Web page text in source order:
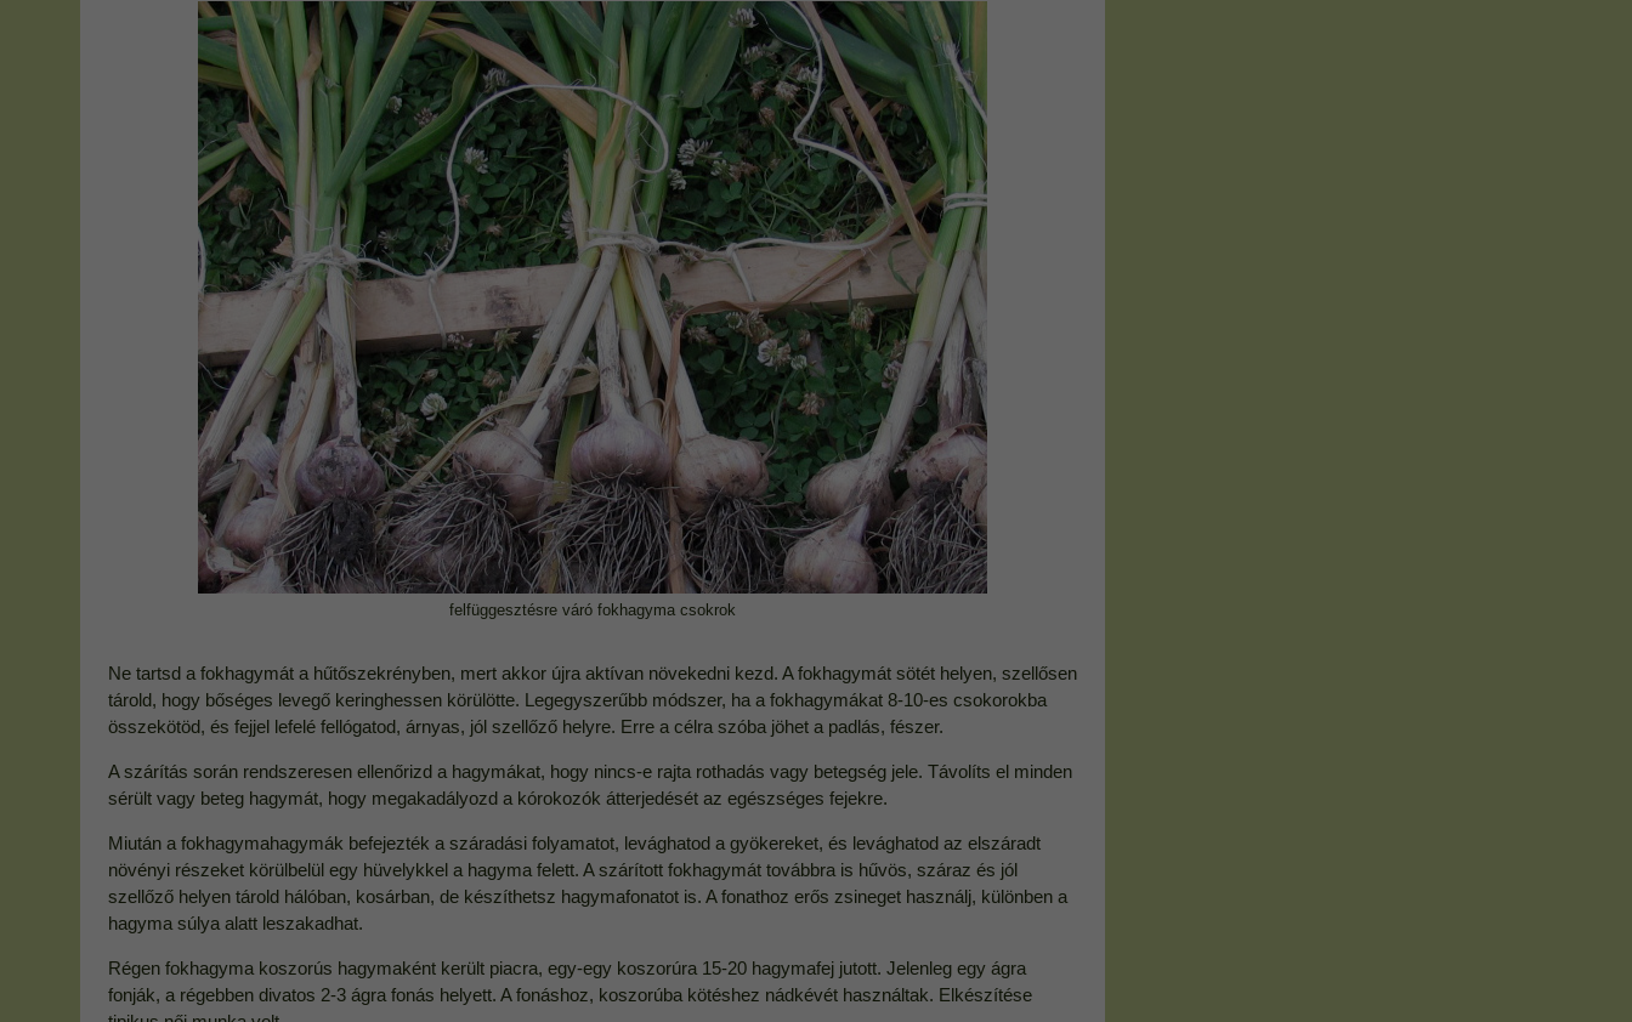
felfüggesztésre váró fokhagyma csokrok
Ne tartsd a fokhagymát a hűtőszekrényben, mert akkor újra aktívan növekedni kezd. A fokhagymát sötét helyen, szellősen
tárold, hogy bőséges levegő keringhessen körülötte. Legegyszerűbb módszer, ha a fokhagymákat 8-10-es csokorokba
összekötöd, és fejjel lefelé fellógatod, árnyas, jól szellőző helyre. Erre a célra szóba jöhet a padlás, fészer.
A szárítás során rendszeresen ellenőrizd a hagymákat, hogy nincs-e rajta rothadás vagy betegség jele. Távolíts el minden
sérült vagy beteg hagymát, hogy megakadályozd a kórokozók átterjedését az egészséges fejekre.
Miután a fokhagymahagymák befejezték a száradási folyamatot, levághatod a gyökereket, és levághatod az elszáradt
növényi részeket körülbelül egy hüvelykkel a hagyma felett. A szárított fokhagymát továbbra is hűvös, száraz és jól
szellőző helyen tárold hálóban, kosárban, de készíthetsz hagymafonatot is. A fonathoz erős zsineget használj, különben a
hagyma súlya alatt leszakadhat.
Régen fokhagyma koszorús hagymaként került piacra, egy-egy koszorúra 15-20 hagymafej jutott. Jelenleg egy ágra
fonják, a régebben divatos 2-3 ágra fonás helyett. A fonáshoz, koszorúba kötéshez nádkévét használtak. Elkészítése